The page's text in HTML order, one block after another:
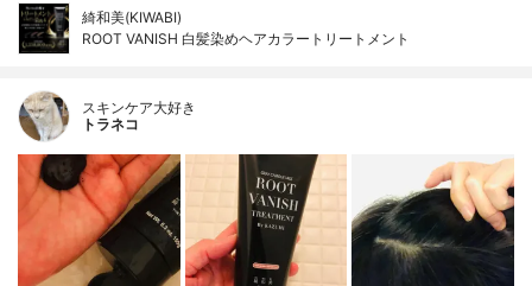
綺和美(KIWABI)
ROOT VANISH 白髪染めヘアカラートリートメント
スキンケア大好き
トラネコ